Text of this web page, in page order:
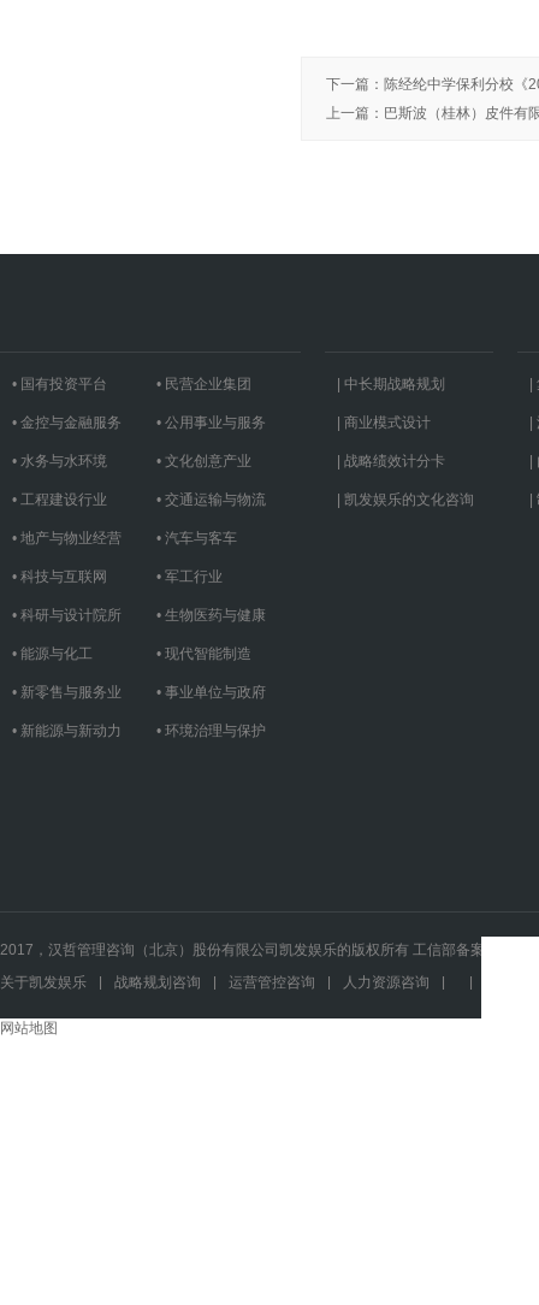
下一篇 ： 陈经纶中学保利分校《
上一篇 ： 巴斯波（桂林）皮件有
• 国有投资平台 • 民营企业集团
• 金控与金融服务 • 公用事业与服务
• 水务与水环境 • 文化创意产业
• 工程建设行业 • 交通运输与物流
• 地产与物业经营 • 汽车与客车
• 科技与互联网 • 军工行业
• 科研与设计院所 • 生物医药与健康
• 能源与化工 • 现代智能制造
• 新零售与服务业 • 事业单位与政府
• 新能源与新动力 • 环境治理与保护
| 中长期战略规划
| 商业模式设计
| 战略绩效计分卡
| 凯发娱乐的文化咨询
2017，汉哲管理咨询（北京）股份有限公司凯发娱乐的版权所有 工信部备案号：
关于凯发娱乐
战略规划咨询 运营管控咨询 人力资源咨询
网站地图